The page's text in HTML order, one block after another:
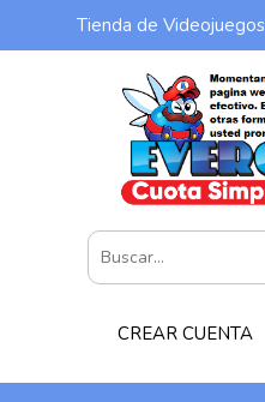
Tienda de
CREAR CUENTA